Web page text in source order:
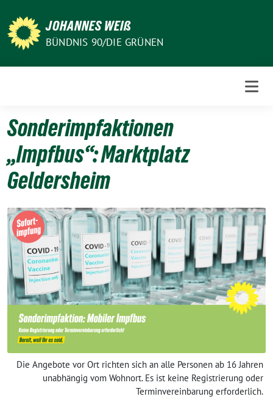
zum
Inhalt
JOHANNES WEIß
BÜNDNIS 90/DIE GRÜNEN
Sonderimpfaktionen
„Impfbus“: Marktplatz
Geldersheim
Die Angebote vor Ort richten sich an alle Personen ab 16 Jahren
unabhängig vom Wohnort. Es ist keine Registrierung oder
Terminvereinbarung erforderlich.